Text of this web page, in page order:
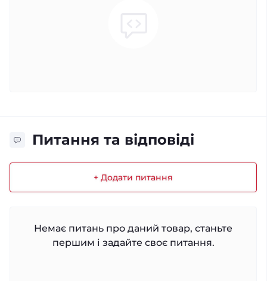
Питання та відповіді
+ Додати питання
Немає питань про даний товар, станьте
першим і задайте своє питання.